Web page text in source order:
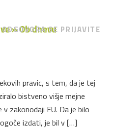
» Ob dnevuSE PRIJAVITE
pravic, s tem, da je tej
bistveno višje mejne
zakonodaji EU. Da je bilo
izdati, je bil v […]